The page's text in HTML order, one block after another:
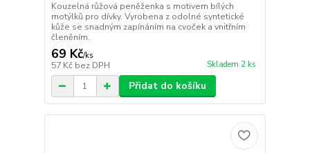
Kouzelná růžová peněženka s motivem bílých
motýlků pro dívky. Vyrobena z odolné syntetické
kůže se snadným zapínáním na cvoček a vnitřním
členěním.
69 Kč/ks
57 Kč bez DPH Skladem 2 ks
Přidat do košíku